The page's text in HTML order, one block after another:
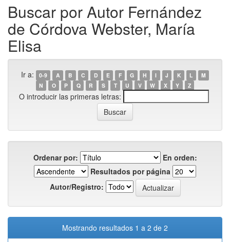
Buscar por Autor Fernández
de Córdova Webster, María
Elisa
Ir a: 0-9 A B C D E F G H I J K L
M
N
O P Q R S T U V W X Y Z
O introducir las primeras letras:
Ordenar por:
En orden:
Resultados por página
Autor/Registro:
Mostrando resultados 1 a 2 de 2